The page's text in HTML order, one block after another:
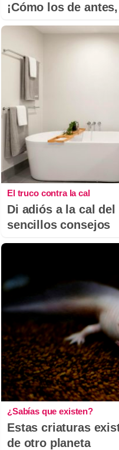
¡Cómo los de
El truco contra la cal
Di adiós a la cal
sencillos consejos
¿Sabías que existen?
Estas criaturas
de otro planeta